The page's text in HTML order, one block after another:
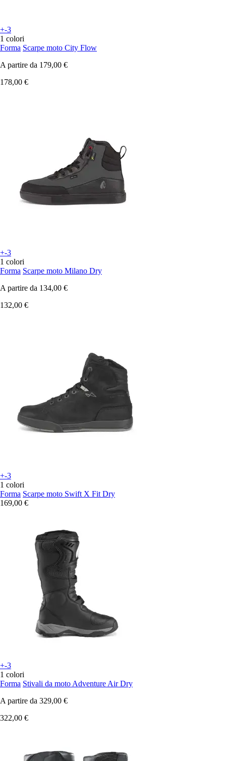
+-3
1 colori
Forma Scarpe moto City Flow
A partire da 179,00 €
178,00 €
+-3
1 colori
Forma Scarpe moto Milano Dry
A partire da 134,00 €
132,00 €
+-3
1 colori
Forma Scarpe moto Swift X Fit Dry
169,00 €
+-3
1 colori
Forma Stivali da moto Adventure Air Dry
A partire da 329,00 €
322,00 €